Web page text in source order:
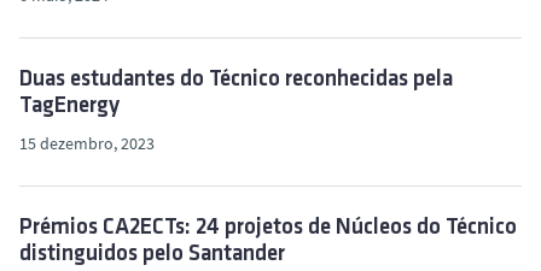
Duas estudantes do Técnico reconhecidas pela
TagEnergy
15 dezembro, 2023
Prémios CA2ECTs: 24 projetos de Núcleos do Técnico
distinguidos pelo Santander